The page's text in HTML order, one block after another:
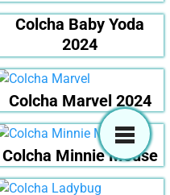
Colcha Baby Yoda
2024
Colcha Marvel 2024
Colcha Minnie Mouse